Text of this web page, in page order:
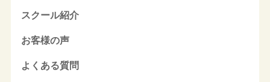
スクール紹介
お客様の声
よくある質問